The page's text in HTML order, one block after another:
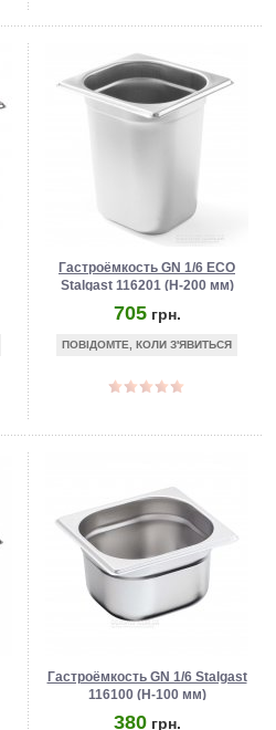
Гастроёмкость GN 1/6 ECO
Stalgast 116201 (Н-200 мм)
705 грн.
ПОВІДОМТЕ, КОЛИ З'ЯВИТЬСЯ
Гастроёмкость GN 1/6 Stalgast
116100 (Н-100 мм)
380 грн.